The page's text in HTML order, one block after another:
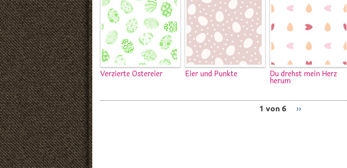
Verzierte Ostereier Eier und Punkte Du drehst mein Herz
herum
1 von 6 ››